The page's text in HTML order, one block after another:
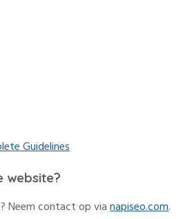
Guidelines
website?
Neem contact op vianapiseo.com.